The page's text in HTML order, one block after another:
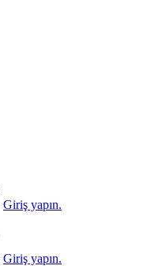
Giriş yapın.
Giriş yapın.